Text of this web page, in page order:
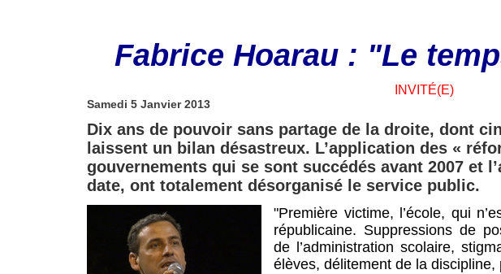
Fabrice Hoarau : "Le
INVITÉ(E)
Samedi 5 Janvier 2013
Dix ans de pouvoir sans partage de la droite, dont
laissent un bilan désastreux. L’application des «
gouvernements qui se sont succédés avant 2007 et
date, ont totalement désorganisé le service public.
"Première victime, l’école, qui
républicaine. Suppressions de
de l’administration scolaire,
élèves, délitement de la